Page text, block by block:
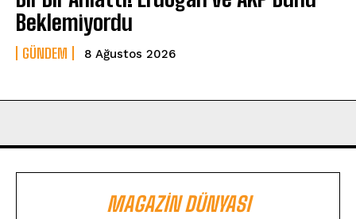
Beklemiyordu
GÜNDEM 8 Ağustos 2026
MAGAZIN DÜNYASI